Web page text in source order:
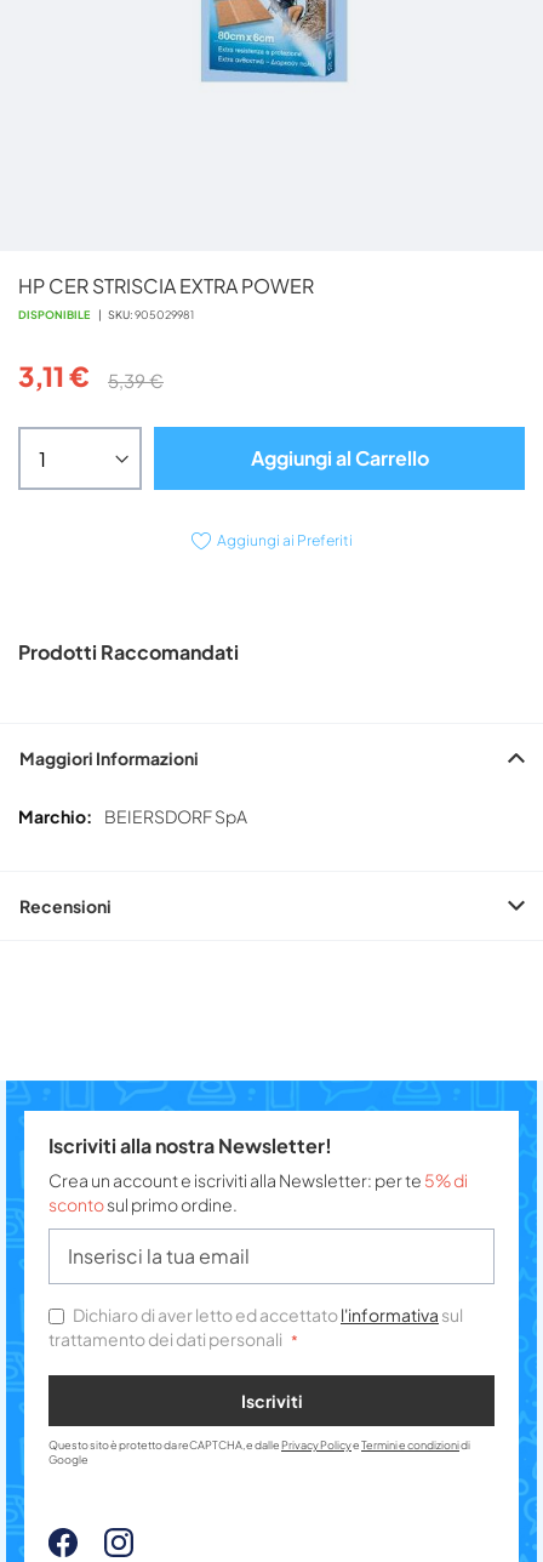
HP CER STRISCIA EXTRA POWER
DISPONIBILE SKU 905029981
3,11 € 5,39 €
Aggiungi al Carrello
Aggiungi ai Preferiti
all'inizio
della
immagini
Prodotti Raccomandati
Maggiori Informazioni
Maggiori
BEIERSDORF SpA
Recensioni
Iscriviti alla nostra Newsletter!
Crea un account e iscriviti alla Newsletter: per te 5% di
scontosul primo ordine.
Dichiaro di aver letto ed accettatol'informativa sul
trattamento dei dati personali
Iscriviti
Questo sito è protetto da reCAPTCHA, e dalle Privacy PolicyeTermini e condizionidi
Google